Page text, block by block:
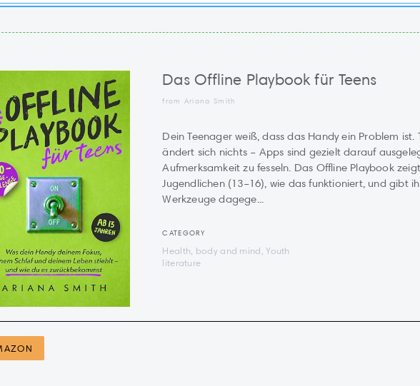
Das Offline Playbook für Teens
from Ariana Smith
Dein Teenager weiß, dass das Handy ein Problem ist.
ändert sich nichts – Apps sind gezielt darauf
Aufmerksamkeit zu fesseln. Das Offline Playbook zeigt
Jugendlichen (13–16), wie das funktioniert, und gibt
Werkzeuge dagege...
CATEGORY
Health, body and mind, Youth
literature